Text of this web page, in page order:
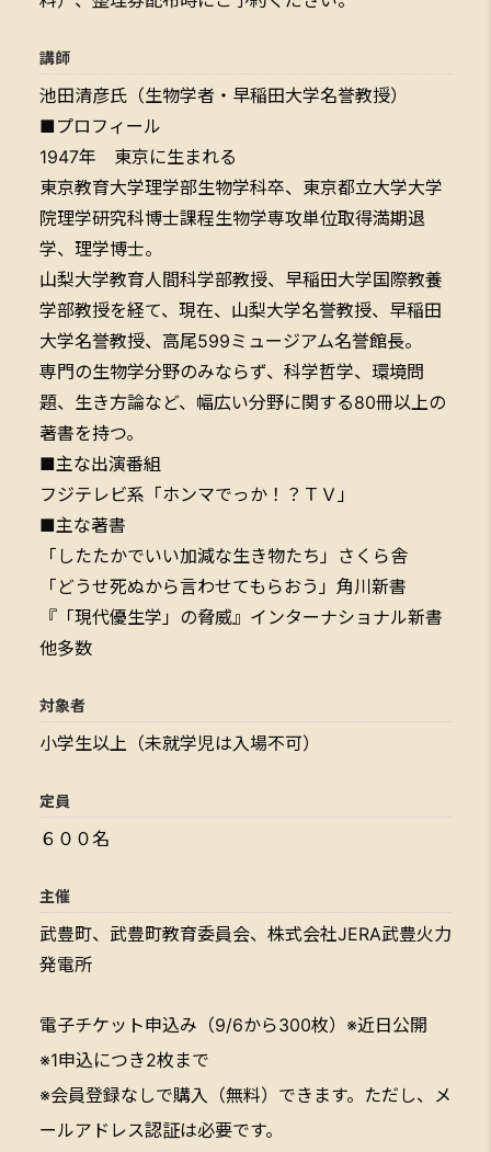
講師
池田清彦氏（生物学者・早稲田大学名誉教授）
■プロフィール
1947年 東京に生まれる
東京教育大学理学部生物学科卒、東京都立大学大学
院理学研究科博士課程生物学専攻単位取得満期退
学、理学博士。
山梨大学教育人間科学部教授、早稲田大学国際教養
学部教授を経て、現在、山梨大学名誉教授、早稲田
大学名誉教授、高尾599ミュージアム名誉館長。
専門の生物学分野のみならず、科学哲学、環境問
題、生き方論など、幅広い分野に関する80冊以上の
著書を持つ。
■主な出演番組
フジテレビ系「ホンマでっか！？ＴＶ」
■主な著書
「したたかでいい加減な生き物たち」さくら舎
「どうせ死ぬから言わせてもらおう」角川新書
『「現代優生学」の脅威』インターナショナル新書
他多数
対象者
小学生以上（未就学児は入場不可）
定員
６００名
主催
武豊町、武豊町教育委員会、株式会社JERA武豊火力
発電所
電子チケット申込み（9/6から300枚）※近日公開
※1申込につき2枚まで
※会員登録なしで購入（無料）できます。ただし、メ
ールアドレス認証は必要です。